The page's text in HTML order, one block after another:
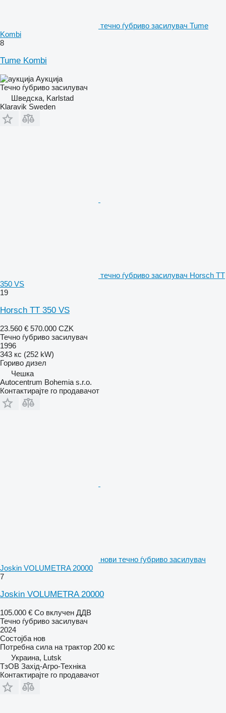
течно ѓубриво засилувач Tume
Kombi
8
Tume Kombi
Аукција
Течно ѓубриво засилувач
Шведска, Karlstad
Klaravik Sweden
течно ѓубриво засилувач Horsch TT
350 VS
19
Horsch TT 350 VS
23.560 € 570.000 CZK
Течно ѓубриво засилувач
1996
343 кс (252 kW)
Гориво дизел
Чешка
Autocentrum Bohemia s.r.o.
Контактирајте го продавачот
нови течно ѓубриво засилувач
Joskin VOLUMETRA 20000
7
Joskin VOLUMETRA 20000
105.000 € Со вклучен ДДВ
Течно ѓубриво засилувач
2024
Состојба нов
Потребна сила на трактор 200 кс
Украина, Lutsk
ТзОВ Захід-Агро-Техніка
Контактирајте го продавачот